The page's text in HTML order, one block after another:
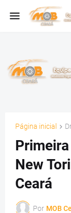
Página inicial
New
Ceará
Por MOB